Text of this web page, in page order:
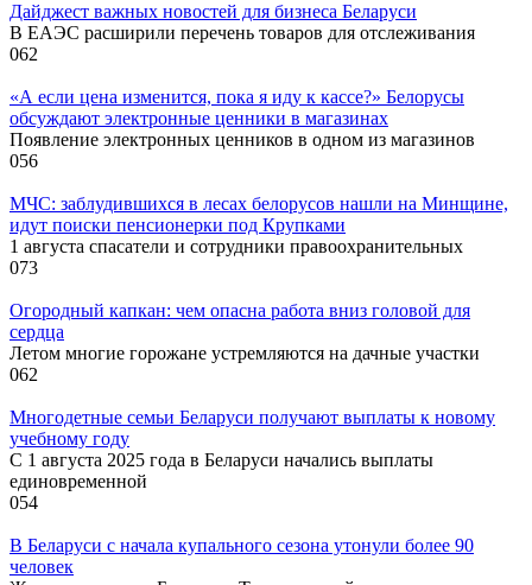
Дайджест важных новостей для бизнеса Беларуси
В ЕАЭС расширили перечень товаров для отслеживания
062
«А если цена изменится, пока я иду к кассе?» Белорусы
обсуждают электронные ценники в магазинах
Появление электронных ценников в одном из магазинов
056
МЧС: заблудившихся в лесах белорусов нашли на Минщине,
идут поиски пенсионерки под Крупками
1 августа спасатели и сотрудники правоохранительных
073
Огородный капкан: чем опасна работа вниз головой для
сердца
Летом многие горожане устремляются на дачные участки
062
Многодетные семьи Беларуси получают выплаты к новому
учебному году
С 1 августа 2025 года в Беларуси начались выплаты
единовременной
054
В Беларуси с начала купального сезона утонули более 90
человек